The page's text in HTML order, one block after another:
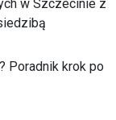
w Szczecinie z
Poradnik krok po